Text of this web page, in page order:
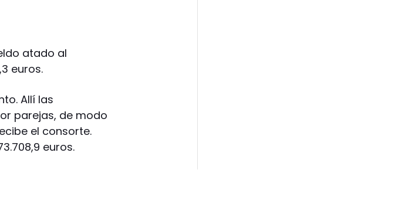
atado al
euros.
Allí las
parejas, de modo
el consorte.
euros.